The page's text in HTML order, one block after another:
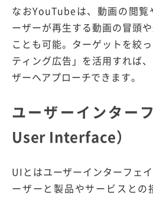
なおYouTubeは、動画の閲覧
ーザーが再生する動画の冒頭
ことも可能。ターゲットを絞
ティング広告」を活用すれば
ザーへアプローチできます。
ユーザーインター
User Interface）
UIとはユーザーインターフェ
ーザーと製品やサービスとの